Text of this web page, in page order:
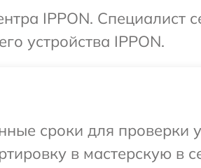
IPPON. Специалист
устройства IPPON.
сроки для проверки
в мастерскую в